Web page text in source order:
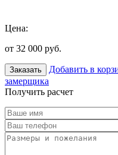
Цена:
от 32 000 руб.
Заказать Добавить в
замерщика
Получить расчет